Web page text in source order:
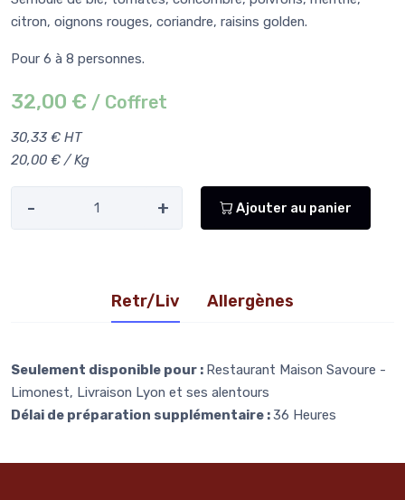
citron, oignons rouges, coriandre, raisins golden.
Pour 6 à 8 personnes.
32,00 € / Coffret
30,33 € HT
20,00 € / Kg
- + Ajouter au panier
Retr/Liv Allergènes
Seulement disponible pour : Restaurant Maison Savoure -
Limonest, Livraison Lyon et ses alentours
Délai de préparation supplémentaire :36 Heures